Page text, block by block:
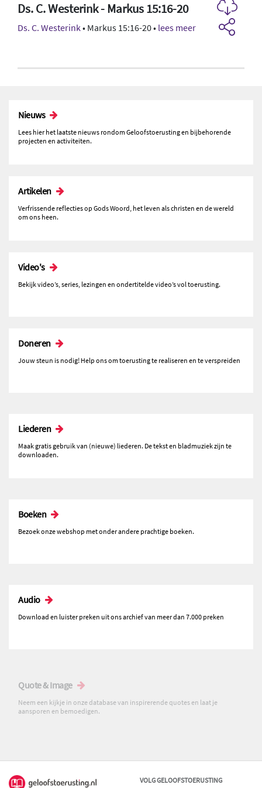
Ds. C. Westerink - Markus 15:16-20
Ds. C. Westerink• Markus 15:16-20 • lees meer
Nieuws
Lees hier het laatste nieuws rondom Geloofstoerusting en bijbehorende
projecten en activiteiten.
Artikelen
Verfrissende reflecties op Gods Woord, het leven als christen en de wereld
om ons heen.
Video's
Bekijk video’s, series, lezingen en ondertitelde video’s vol toerusting.
Doneren
Jouw steun is nodig! Help ons om toerusting te realiseren en te verspreiden
Liederen
Maak gratis gebruik van (nieuwe) liederen. De tekst en bladmuziek zijn te
downloaden.
Boeken
Bezoek onze webshop met onder andere prachtige boeken.
Audio
Download en luister preken uit ons archief van meer dan 7.000 preken
Quote & Image
Neem een kijkje in onze database van inspirerende quotes en laat je
aansporen en bemoedigen.
VOLG GELOOFSTOERUSTING